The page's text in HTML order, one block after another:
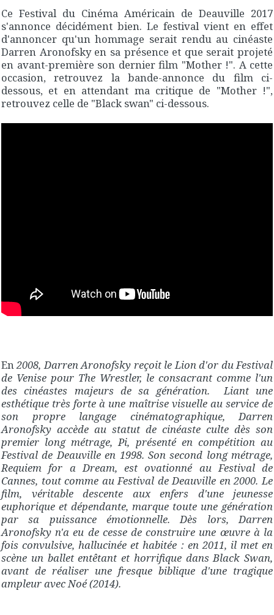
Ce Festival du Cinéma Américain de Deauville 2017
s'annonce décidément bien. Le festival vient en effet
d'annoncer qu'un hommage serait rendu au cinéaste
Darren Aronofsky en sa présence et que serait projeté
en avant-première son dernier film "Mother !". A cette
occasion, retrouvez la bande-annonce du film ci-
dessous, et en attendant ma critique de "Mother !",
retrouvez celle de "Black swan" ci-dessous.
En2008, Darren Aronofsky reçoit le Lion d'or du Festival
de Venise pour The Wrestler, le consacrant comme l'un
des cinéastes majeurs de sa génération. Liant une
esthétique très forte à une maîtrise visuelle au service de
son propre langage cinématographique, Darren
Aronofsky accède au statut de cinéaste culte dès son
premier long métrage, Pi, présenté en compétition au
Festival de Deauville en 1998. Son second long métrage,
Requiem for a Dream, est ovationné au Festival de
Cannes, tout comme au Festival de Deauville en 2000. Le
film, véritable descente aux enfers d'une jeunesse
euphorique et dépendante, marque toute une génération
par sa puissance émotionnelle. Dès lors, Darren
Aronofsky n'a eu de cesse de construire une œuvre à la
fois convulsive, hallucinée et habitée : en 2011, il met en
scène un ballet entêtant et horrifique dans Black Swan,
avant de réaliser une fresque biblique d'une tragique
ampleur avec Noé (2014).